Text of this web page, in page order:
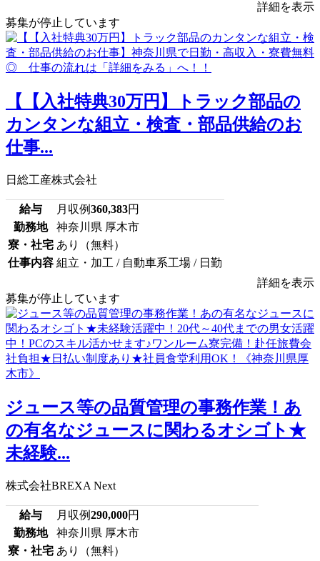
詳細を表示
募集が停止しています
【【入社特典30万円】トラック部品の
カンタンな組立・検査・部品供給のお
仕事...
日総工産株式会社
給与 月収例360,383円
勤務地
神奈川県 厚木市
寮・社宅 あり（無料）
仕事内容 組立・加工 / 自動車系工場 / 日勤
詳細を表示
募集が停止しています
ジュース等の品質管理の事務作業！あ
の有名なジュースに関わるオシゴト★
未経験...
株式会社BREXA Next
給与 月収例290,000円
勤務地
神奈川県 厚木市
寮・社宅 あり（無料）